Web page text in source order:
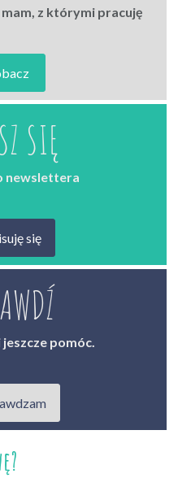
mam, z którymi pracuję
SIĘ
newslettera
się
jeszcze pomóc.